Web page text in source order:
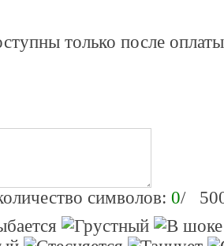
только после оплаты
символов: 0/